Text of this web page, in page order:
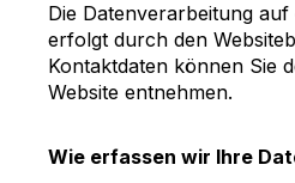
Die Datenverarbeitung auf
erfolgt durch den
Kontaktdaten können Sie
Website entnehmen.
Wie erfassen wir Ihre